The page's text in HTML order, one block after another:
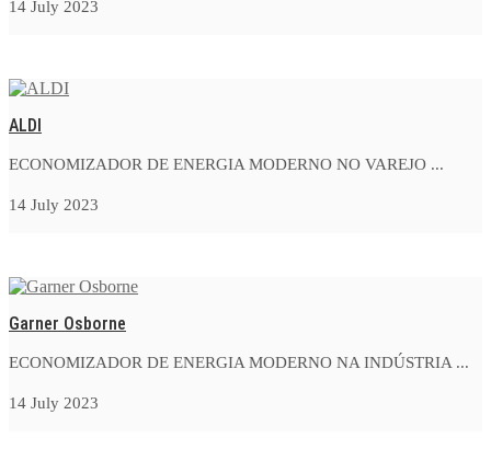
14 July 2023
ALDI
ECONOMIZADOR DE ENERGIA MODERNO NO VAREJO ...
14 July 2023
Garner Osborne
ECONOMIZADOR DE ENERGIA MODERNO NA INDÚSTRIA ...
14 July 2023